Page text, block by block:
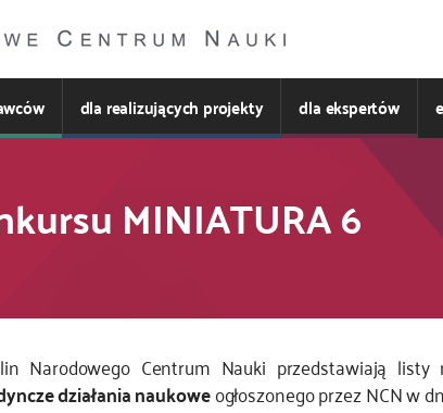
dla realizujących projekty dla ekspertów
MINIATURA 6
Narodowego Centrum Nauki przedstawiają
działania naukoweogłoszonego przez NCN w